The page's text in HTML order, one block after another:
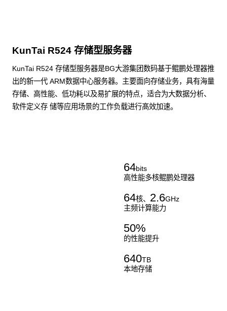
KunTai R524 存储型服务器
KunTai R524 存储型服务器是BG大游集团数码基于鲲鹏处理器推
出的新一代 ARM数据中心服务器。主要面向存储业务，具有海量
存储、高性能、低功耗以及易扩展的特点，适合为大数据分析、
软件定义存 储等应用场景的工作负载进行髙效加速。
64bits
高性能多核鲲鹏处理器
64核、 2.6GHz
主频计算能力
50%
的性能提升
640TB
本地存储